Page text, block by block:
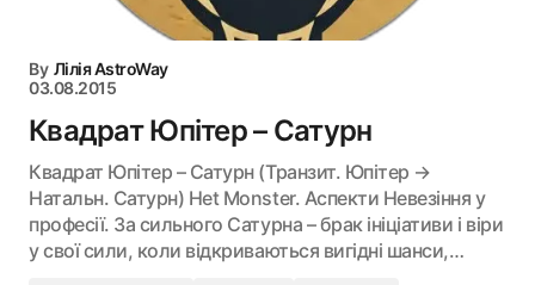
By Лілія AstroWay
03.08.2015
Квадрат Юпітер – Сатурн
Квадрат Юпітер – Сатурн (Транзит. Юпітер →
Натальн. Сатурн) Het Monster. Аспекти Невезіння у
професії. За сильного Сатурна – брак ініціативи і віри
у свої сили, коли відкриваються вигідні шанси,…